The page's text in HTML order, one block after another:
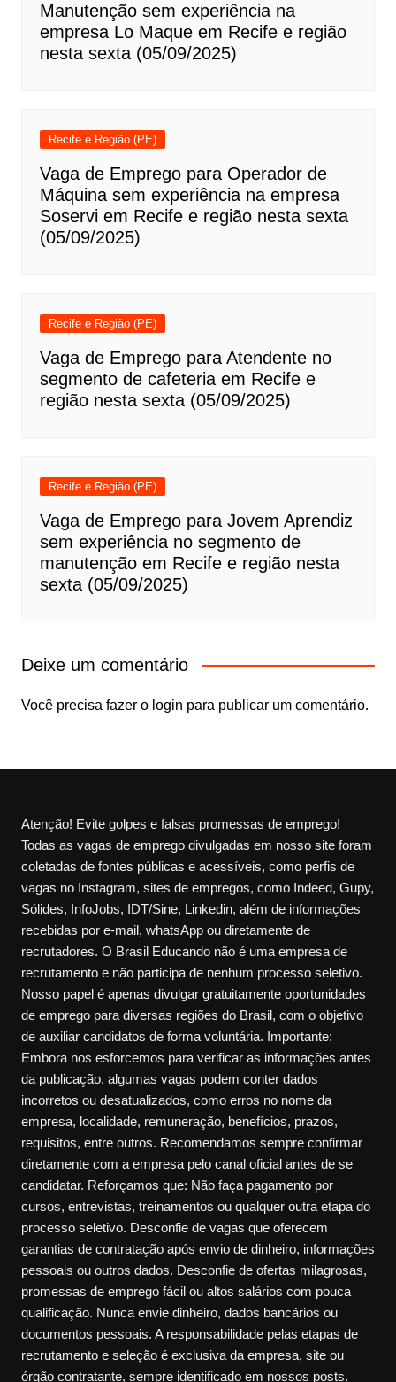
Manutenção sem experiência na
empresa Lo Maque em Recife e região
nesta sexta (05/09/2025)
Recife e Região (PE)
Vaga de Emprego para Operador de
Máquina sem experiência na empresa
Soservi em Recife e região nesta sexta
(05/09/2025)
Recife e Região (PE)
Vaga de Emprego para Atendente no
segmento de cafeteria em Recife e
região nesta sexta (05/09/2025)
Recife e Região (PE)
Vaga de Emprego para Jovem Aprendiz
sem experiência no segmento de
manutenção em Recife e região nesta
sexta (05/09/2025)
Deixe um comentário
Você precisa fazer o login para publicar um comentário.
Atenção! Evite golpes e falsas promessas de emprego!
Todas as vagas de emprego divulgadas em nosso site foram
coletadas de fontes públicas e acessíveis, como perfis de
vagas no Instagram, sites de empregos, como Indeed, Gupy,
Sólides, InfoJobs, IDT/Sine, Linkedin, além de informações
recebidas por e-mail, whatsApp ou diretamente de
recrutadores. O Brasil Educando não é uma empresa de
recrutamento e não participa de nenhum processo seletivo.
Nosso papel é apenas divulgar gratuitamente oportunidades
de emprego para diversas regiões do Brasil, com o objetivo
de auxiliar candidatos de forma voluntária. Importante:
Embora nos esforcemos para verificar as informações antes
da publicação, algumas vagas podem conter dados
incorretos ou desatualizados, como erros no nome da
empresa, localidade, remuneração, benefícios, prazos,
requisitos, entre outros. Recomendamos sempre confirmar
diretamente com a empresa pelo canal oficial antes de se
candidatar. Reforçamos que: Não faça pagamento por
cursos, entrevistas, treinamentos ou qualquer outra etapa do
processo seletivo. Desconfie de vagas que oferecem
garantias de contratação após envio de dinheiro, informações
pessoais ou outros dados. Desconfie de ofertas milagrosas,
promessas de emprego fácil ou altos salários com pouca
qualificação. Nunca envie dinheiro, dados bancários ou
documentos pessoais. A responsabilidade pelas etapas de
recrutamento e seleção é exclusiva da empresa, site ou
órgão contratante, sempre identificado em nossos posts.